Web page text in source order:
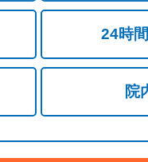
24時
院